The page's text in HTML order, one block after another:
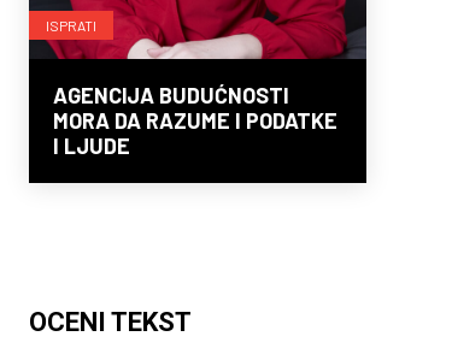
ISPRATI
AGENCIJA BUDUĆNOSTI
MORA DA RAZUME I PODATKE
I LJUDE
OCENI TEKST